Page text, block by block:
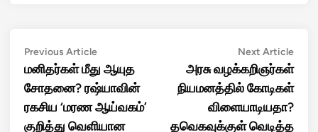
Post
navigation
Previous ArticlePrevious
article:
மனிதர்கள் மீது ஆயுத
சோதனை? ரஷ்யாவின்
ரகசிய ‘மரண ஆய்வகம்’
குறித்து வெளியான
Next ArticleNext
அரசு வழக்கறிஞர்கள்
நியமனத்தில் கோடிகள்
விளையாடியதா?
தவெகவுக்குள் வெடித்த